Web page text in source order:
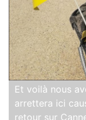
Et voilà nous
arrettera ici
retour sur